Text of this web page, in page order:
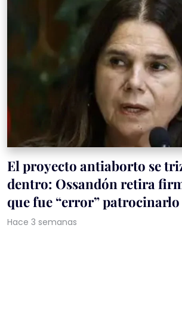
El proyecto antiaborto se
dentro: Ossandón retira
que fue “error” patrocinarlo
Hace 3 semanas